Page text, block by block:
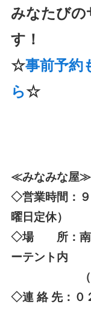
みなたびの
す！
☆事前予約
ら☆
≪みなみな屋≫
◇営業時間：
曜日定休）
◇場 所：南三
ーテント内
（南三陸
◇連 絡 先：０